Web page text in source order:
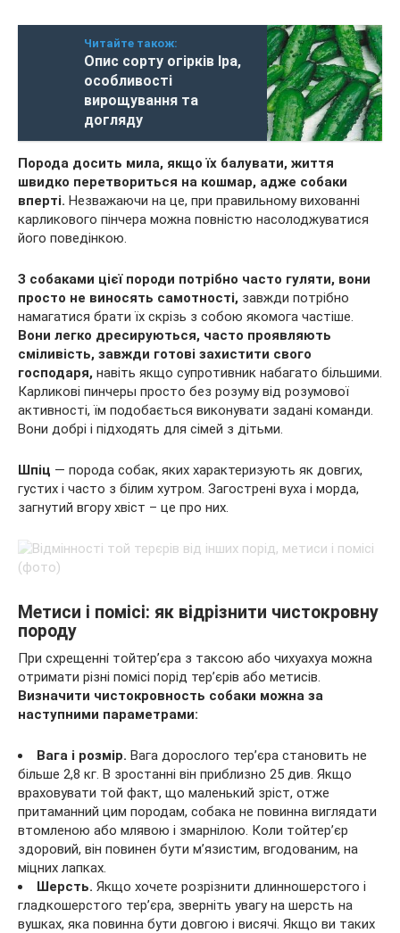
Читайте також:
Опис сорту огірків Іра,
особливості
вирощування та
догляду
Порода досить мила, якщо їх балувати, життя
швидко перетвориться на кошмар, адже собаки
вперті. Незважаючи на це, при правильному вихованні
карликового пінчера можна повністю насолоджуватися
його поведінкою.
З собаками цієї породи потрібно часто гуляти, вони
просто не виносять самотності, завжди потрібно
намагатися брати їх скрізь з собою якомога частіше.
Вони легко дресируються, часто проявляють
сміливість, завжди готові захистити свого
господаря, навіть якщо супротивник набагато більшими.
Карликові пинчеры просто без розуму від розумової
активності, їм подобається виконувати задані команди.
Вони добрі і підходять для сімей з дітьми.
Шпіц — порода собак, яких характеризують як довгих,
густих і часто з білим хутром. Загострені вуха і морда,
загнутий вгору хвіст – це про них.
Метиси і помісі: як відрізнити чистокровну
породу
При схрещенні тойтер’єра з таксою або чихуахуа можна
отримати різні помісі порід тер’єрів або метисів.
Визначити чистокровность собаки можна за
наступними параметрами:
Вага і розмір. Вага дорослого тер’єра становить не
більше 2,8 кг. В зростанні він приблизно 25 див. Якщо
враховувати той факт, що маленький зріст, отже
притаманний цим породам, собака не повинна виглядати
втомленою або млявою і змарнілою. Коли тойтер’єр
здоровий, він повинен бути м’язистим, вгодованим, на
міцних лапках.
Шерсть. Якщо хочете розрізнити длинношерстого і
гладкошерстого тер’єра, зверніть увагу на шерсть на
вушках, яка повинна бути довгою і висячі. Якщо ви таких